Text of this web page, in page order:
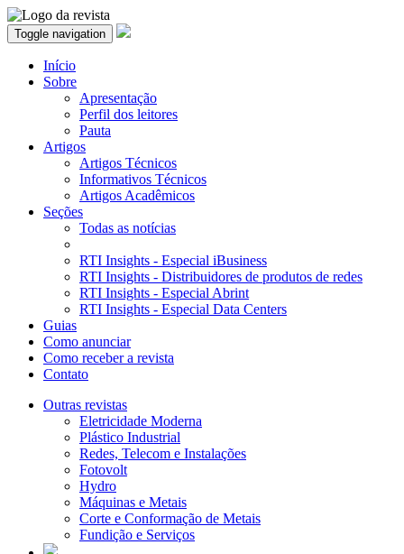
Toggle navigation
Início
Sobre
Apresentação
Perfil dos leitores
Pauta
Artigos
Artigos Técnicos
Informativos Técnicos
Artigos Acadêmicos
Seções
Todas as notícias
RTI Insights - Especial iBusiness
RTI Insights - Distribuidores de produtos de redes
RTI Insights - Especial Abrint
RTI Insights - Especial Data Centers
Guias
Como anunciar
Como receber a revista
Contato
Outras revistas
Eletricidade Moderna
Plástico Industrial
Redes, Telecom e Instalações
Fotovolt
Hydro
Máquinas e Metais
Corte e Conformação de Metais
Fundição e Serviços